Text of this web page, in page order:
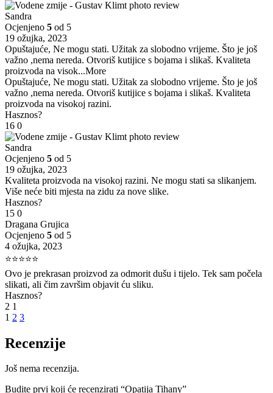
Sandra
Ocjenjeno 5 od 5
19 ožujka, 2023
Opuštajuće, Ne mogu stati. Užitak za slobodno vrijeme. Što je još
važno ,nema nereda. Otvoriš kutijice s bojama i slikaš. Kvaliteta
proizvoda na visok...More
Opuštajuće, Ne mogu stati. Užitak za slobodno vrijeme. Što je još
važno ,nema nereda. Otvoriš kutijice s bojama i slikaš. Kvaliteta
proizvoda na visokoj razini.
Hasznos?
16 0
Sandra
Ocjenjeno 5 od 5
19 ožujka, 2023
Kvaliteta proizvoda na visokoj razini. Ne mogu stati sa slikanjem.
Više neće biti mjesta na zidu za nove slike.
Hasznos?
15 0
Dragana Grujica
Ocjenjeno 5 od 5
4 ožujka, 2023
⭐⭐⭐⭐⭐
Ovo je prekrasan proizvod za odmorit dušu i tijelo. Tek sam počela
slikati, ali čim završim objavit ću sliku.
Hasznos?
2 1
1 2 3
Recenzije
Još nema recenzija.
Budite prvi koji će recenzirati “Opatija Tihany”